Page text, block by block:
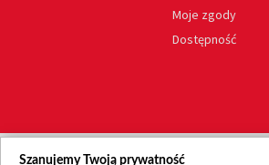
Moje zgody
Dostępność
Szanujemy Twoją prywatność